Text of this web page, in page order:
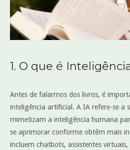
1. O que é
Antes de falarmos dos livros, é
inteligência artificial. A IA refere-se a
mimetizam a inteligência humana
se aprimorar conforme obtêm mais
incluem chatbots, assistentes